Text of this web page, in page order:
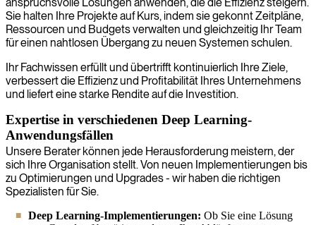
Sie halten Ihre Projekte auf Kurs, indem sie gekonnt Zeitpläne,
Ressourcen und Budgets verwalten und gleichzeitig Ihr Team
für einen nahtlosen Übergang zu neuen Systemen schulen.
Ihr Fachwissen erfüllt und übertrifft kontinuierlich Ihre Ziele,
verbessert die Effizienz und Profitabilität Ihres Unternehmens
und liefert eine starke Rendite auf die Investition.
Expertise in verschiedenen Deep Learning-
Anwendungsfällen
Unsere Berater können jede Herausforderung meistern, der
sich Ihre Organisation stellt. Von neuen Implementierungen bis
zu Optimierungen und Upgrades - wir haben die richtigen
Spezialisten für Sie.
Deep Learning-Implementierungen: Ob Sie eine Lösung